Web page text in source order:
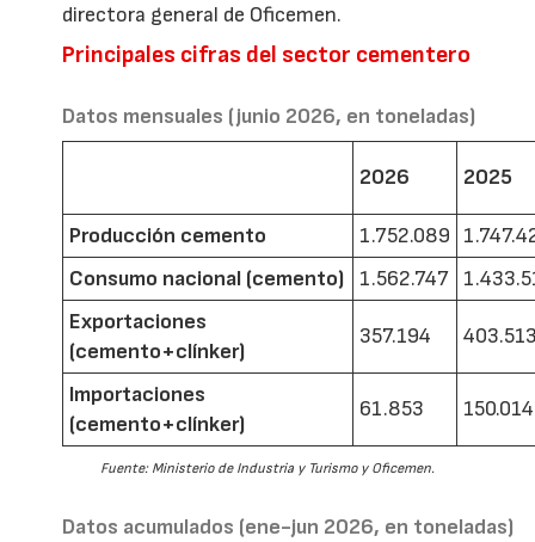
directora general de Oficemen.
Principales cifras del sector cementero
Datos mensuales (junio 2026, en toneladas)
2026 2025
Producción cemento 1.752.089
Consumo nacional (cemento)
1.562.747
Exportaciones
(cemento+clínker)
357.194
Importaciones
(cemento+clínker)
61.853 150.014
Fuente: Ministerio de Industria y Turismo y Oficemen.
Datos acumulados (ene-jun 2026, en toneladas)